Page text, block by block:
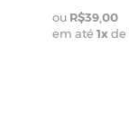
R$39,00
em até 1x de